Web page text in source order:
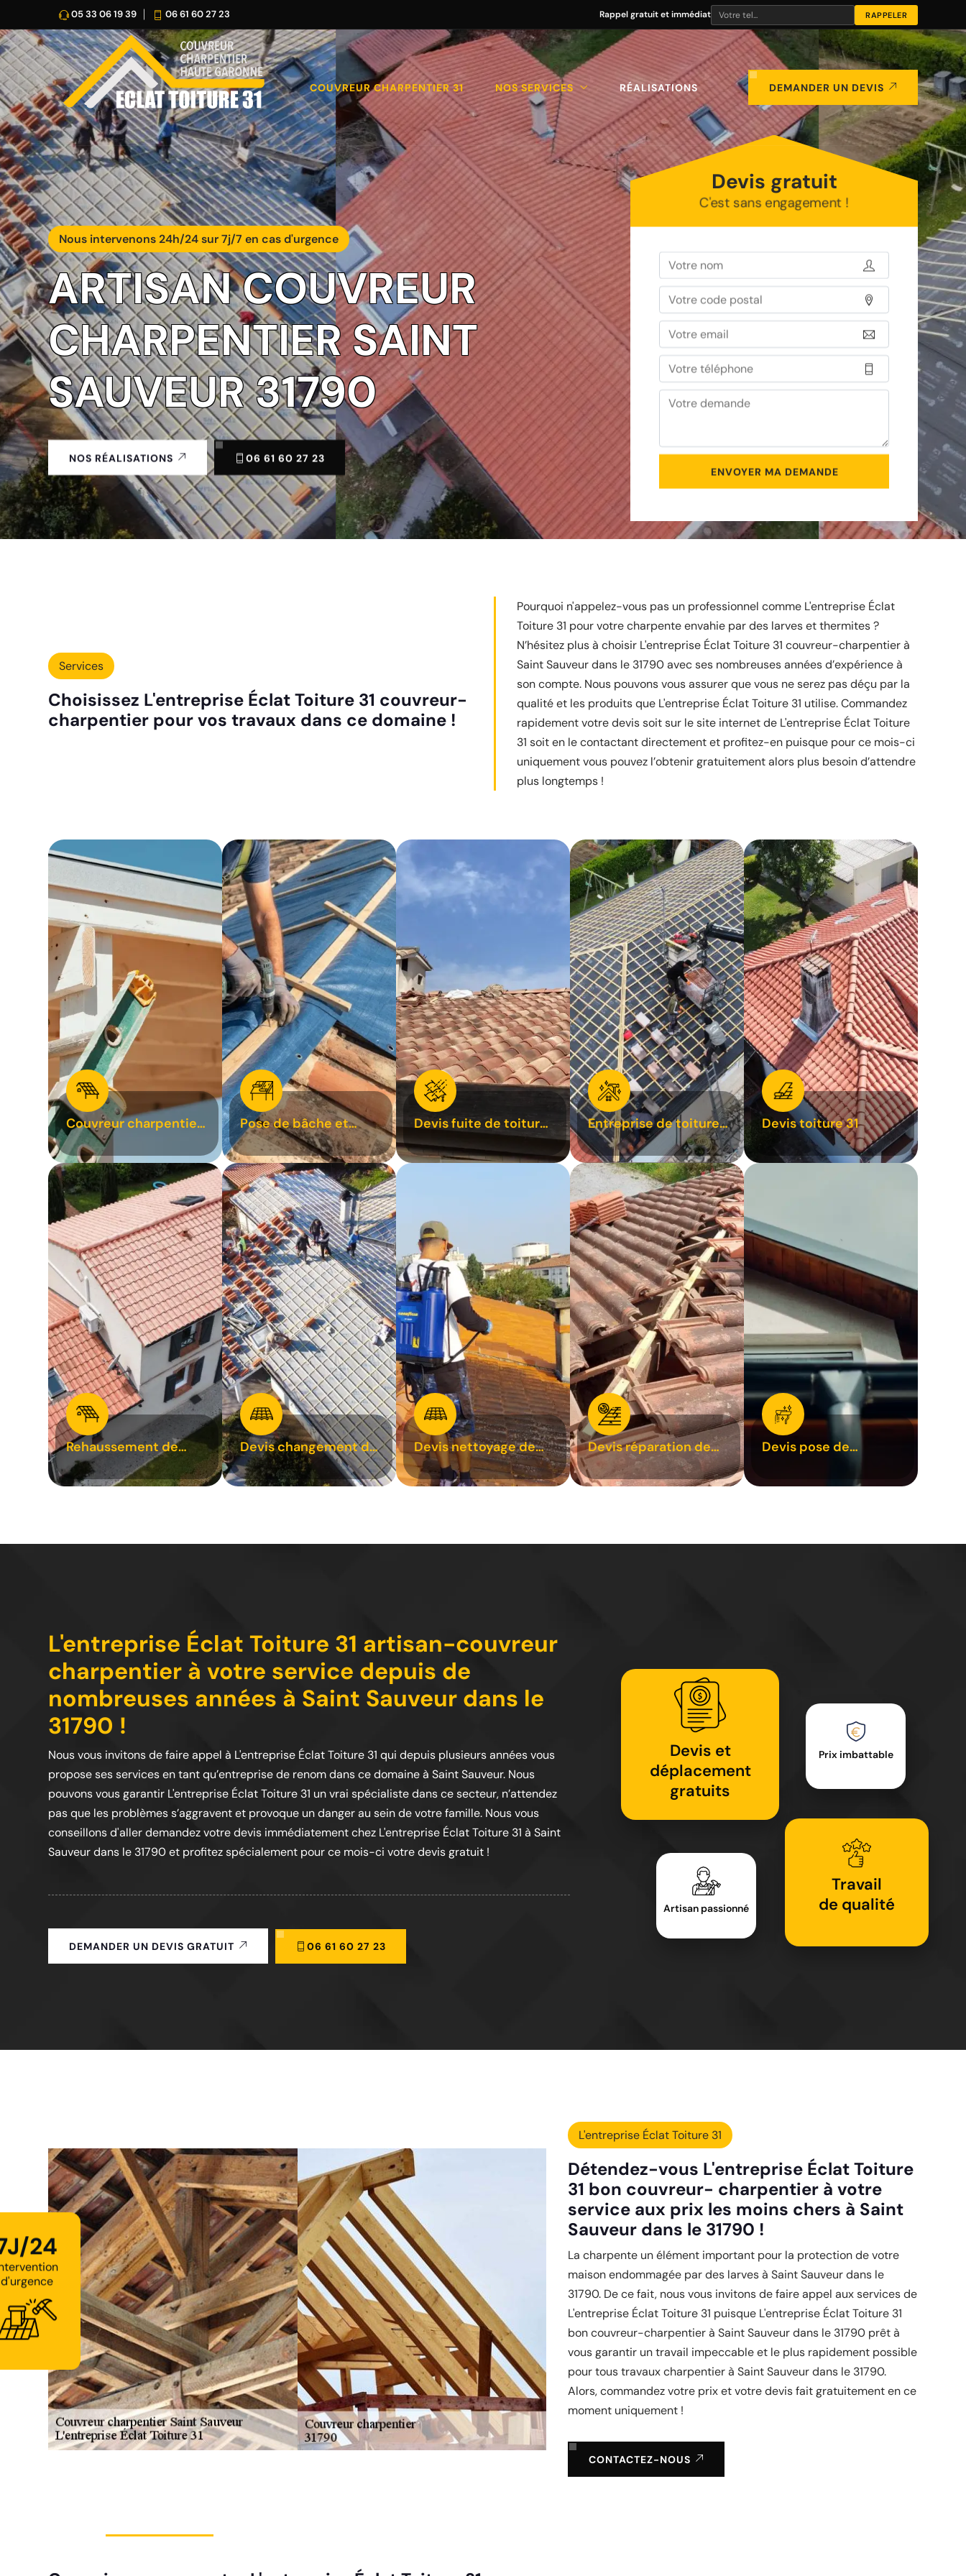
05 33 06 19 39 06 61 60 27 23 Rappel gratuit et immédiat
COUVREUR CHARPENTIER 31 NOS SERVICES RÉALISATIONS DEMANDER UN DEVIS
Nous intervenons 24h/24 sur 7j/7 en cas d'urgence
ARTISAN COUVREUR
CHARPENTIER SAINT
SAUVEUR 31790
NOS RÉALISATIONS 06 61 60 27 23
Devis gratuit
C'est sans engagement !
Services
Choisissez L'entreprise Éclat Toiture 31 couvreur-
charpentier pour vos travaux dans ce domaine !
Pourquoi n'appelez-vous pas un professionnel comme L'entreprise Éclat
Toiture 31 pour votre charpente envahie par des larves et thermites ?
N’hésitez plus à choisir L'entreprise Éclat Toiture 31 couvreur-charpentier à
Saint Sauveur dans le 31790 avec ses nombreuses années d’expérience à
son compte. Nous pouvons vous assurer que vous ne serez pas déçu par la
qualité et les produits que L'entreprise Éclat Toiture 31 utilise. Commandez
rapidement votre devis soit sur le site internet de L'entreprise Éclat Toiture
31 soit en le contactant directement et profitez-en puisque pour ce mois-ci
uniquement vous pouvez l’obtenir gratuitement alors plus besoin d’attendre
plus longtemps !
Couvreur charpentier
31
Pose de bâche et
bâchage de toiture 31
Devis fuite de toiture
31
Entreprise de toiture
31
Devis toiture 31
Rehaussement de
toiture 31
Devis changement de
tuile 31
Devis nettoyage de
toiture 31
Devis réparation de
toiture 31
Devis pose de
L'entreprise Éclat Toiture 31 artisan-couvreur
charpentier à votre service depuis de
nombreuses années à Saint Sauveur dans le
31790 !
Nous vous invitons de faire appel à L'entreprise Éclat Toiture 31 qui depuis plusieurs années vous
propose ses services en tant qu’entreprise de renom dans ce domaine à Saint Sauveur. Nous
pouvons vous garantir L'entreprise Éclat Toiture 31 un vrai spécialiste dans ce secteur, n’attendez
pas que les problèmes s’aggravent et provoque un danger au sein de votre famille. Nous vous
conseillons d'aller demandez votre devis immédiatement chez L'entreprise Éclat Toiture 31 à Saint
Sauveur dans le 31790 et profitez spécialement pour ce mois-ci votre devis gratuit !
Devis et
déplacement
gratuits
Artisan passionné
Prix imbattable
Travail
de qualité
DEMANDER UN DEVIS GRATUIT 06 61 60 27 23
24
d'urgence
L'entreprise Éclat Toiture 31
Détendez-vous L'entreprise Éclat Toiture
31 bon couvreur- charpentier à votre
service aux prix les moins chers à Saint
Sauveur dans le 31790 !
La charpente un élément important pour la protection de votre
maison endommagée par des larves à Saint Sauveur dans le
31790. De ce fait, nous vous invitons de faire appel aux services de
L'entreprise Éclat Toiture 31 puisque L'entreprise Éclat Toiture 31
bon couvreur-charpentier à Saint Sauveur dans le 31790 prêt à
vous garantir un travail impeccable et le plus rapidement possible
pour tous travaux charpentier à Saint Sauveur dans le 31790.
Alors, commandez votre prix et votre devis fait gratuitement en ce
moment uniquement !
CONTACTEZ-NOUS